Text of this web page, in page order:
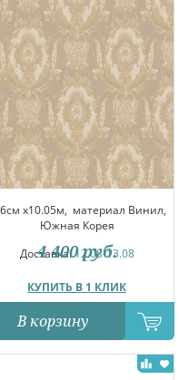
x10.05м, материал Винил,
Южная Корея
Доставка:12.08-13.08
КУПИТЬ В 1 КЛИК
4 400 руб.
В корзину